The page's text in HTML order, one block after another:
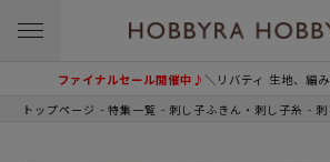
ファイナルセール開催中♪＼リバティ 生地、編
トップページ 特集一覧 刺し子ふきん・刺し子糸 刺